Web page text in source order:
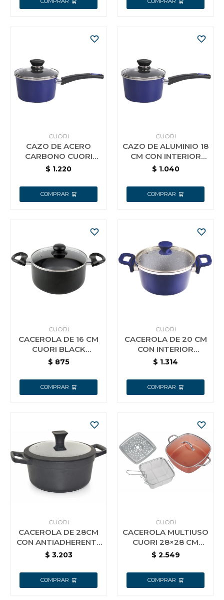
CUORI
CAZO DE ACERO
CARBONO CUORI
MARINA 18CM
$ 1.220
CUORI
CAZO DE ALUMINIO 18
CM CON INTERIOR
CERAMICO CUORI
$ 1.040
CUORI
CACEROLA DE 16 CM
CUORI BLACK
INTERIOR
$ 875
CUORI
CACEROLA DE 20 CM
CON INTERIOR
CERAMICO CUORI
$ 1.314
CUORI
CACEROLA DE 28CM
CON ANTIADHERENTE
CUORI NERO
$ 3.203
CUORI
CACEROLA MULTIUSO
CUORI 28×28 CM
MODELO MULTICHEF
$ 2.549